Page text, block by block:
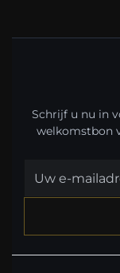
Schrijf u nu in
welkomstbon